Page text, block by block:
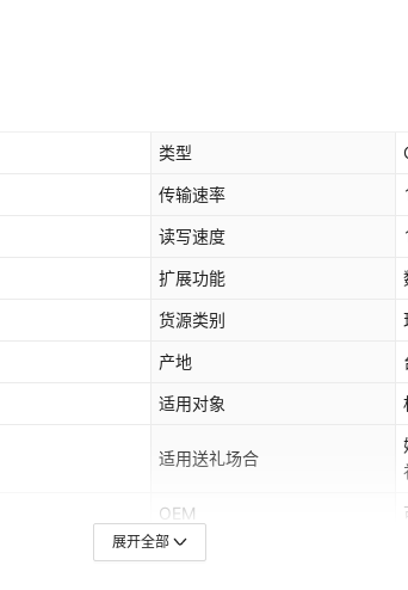
类型
传输速率
读写速度
扩展功能
货源类别
产地
适用对象
适用送礼场合
OEM
加工方式
展开全部